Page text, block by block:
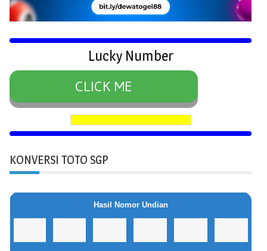
Lucky Number
CLICK ME
KONVERSI TOTO SGP
Hasil Nomor Undian